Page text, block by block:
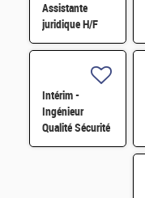
Assistante
juridique H/F
Intérim -
Ingénieur
Qualité Sécurité
Environnement